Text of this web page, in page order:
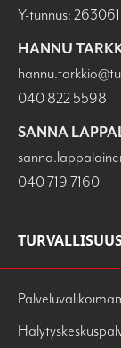
Y-tunnus:
HANNU
040 822 5598
SANNA
040 719 7160